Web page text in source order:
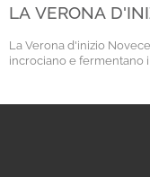
LA VERONA
La Verona d'inizio
incrociano e fermentano